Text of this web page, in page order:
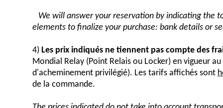
We will answer your reservation by indicating the
elements to finalize your purchase: bank details or
4) Les prix indiqués ne tiennent pas compte des
Mondial Relay (Point Relais ou Locker) en vigueur
d'acheminement privilégié). Les tarifs affichés sont
de la commande.